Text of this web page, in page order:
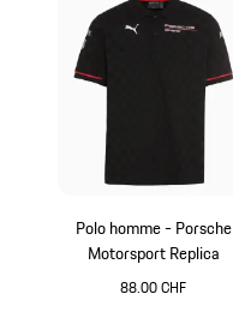
Polo homme - Porsche
Motorsport Replica
88.00 CHF